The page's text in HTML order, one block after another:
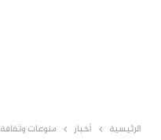
الرئيسية أخبار منوعات وثقافة